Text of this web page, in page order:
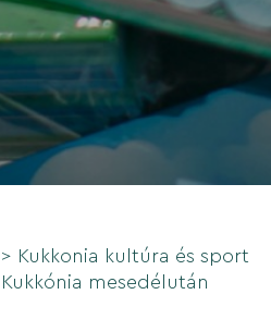
> Kukkonia kultúra és sport
Kukkónia mesedélután